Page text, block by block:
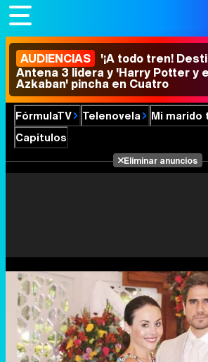
AUDIENCIAS '¡A todo tren!
Antena 3 lidera y 'Harry Potter y
Azkaban' pincha en Cuatro
FórmulaTV Telenovela
Mi
Capítulos
Eliminar anuncios